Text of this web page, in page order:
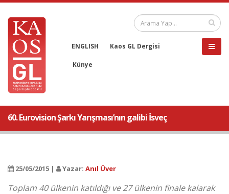
ENGLISH Kaos GL Dergisi
Künye
60. Eurovision Şarkı Yarışması’nın galibi İsveç
25/05/2015 | Yazar: Anıl Üver
Toplam 40 ülkenin katıldığı ve 27 ülkenin finale kalarak